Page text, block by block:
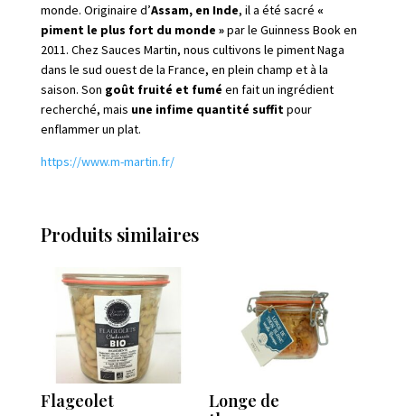
monde. Originaire d’Assam, en Inde, il a été sacré «
piment le plus fort du monde »par le Guinness Book en
2011. Chez Sauces Martin, nous cultivons le piment Naga
dans le sud ouest de la France, en plein champ et à la
saison. Son goût fruité et fumé en fait un ingrédient
recherché, mais une infime quantité suffitpour
enflammer un plat.
https://www.m-martin.fr/
Produits similaires
Flageolet
Longe de